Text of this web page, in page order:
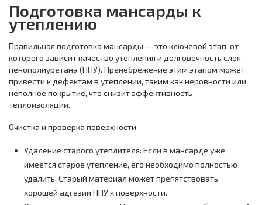
Подготовка мансарды к
утеплению
Правильная подготовка мансарды — это ключевой этап, от
которого зависит качество утепления и долговечность слоя
пенополиуретана (ППУ). Пренебрежение этим этапом может
привести к дефектам в утеплении, таким как неровности или
неполное покрытие, что снизит эффективность
теплоизоляции.
Очистка и проверка поверхности
Удаление старого утеплителя: Если в мансарде уже
имеется старое утепление, его необходимо полностью
удалить. Старый материал может препятствовать
хорошей адгезии ППУ к поверхности.